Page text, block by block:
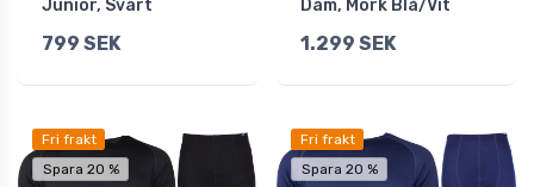
Junior, Svart
799 SEK
Dam, Mörk Blå/Vit
1.299 SEK
Fri frakt
Spara 20 %
Fri frakt
Spara 20 %